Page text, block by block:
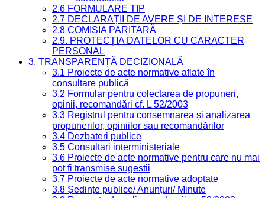
2.6 FORMULARE TIP
2.7 DECLARAȚII DE AVERE ȘI DE INTERESE
2.8 COMISIA PARITARĂ
2.9. PROTECȚIA DATELOR CU CARACTER
PERSONAL
3. TRANSPARENȚĂ DECIZIONALĂ
3.1 Proiecte de acte normative aflate în
consultare publică
3.2 Formular pentru colectarea de propuneri,
opinii, recomandări cf. L 52/2003
3.3 Registrul pentru consemnarea și analizarea
propunerilor, opiniilor sau recomandărilor
3.4 Dezbateri publice
3.5 Consultari interministeriale
3.6 Proiecte de acte normative pentru care nu mai
pot fi transmise sugestii
3.7 Proiecte de acte normative adoptate
3.8 Ședințe publice/ Anunțuri/ Minute